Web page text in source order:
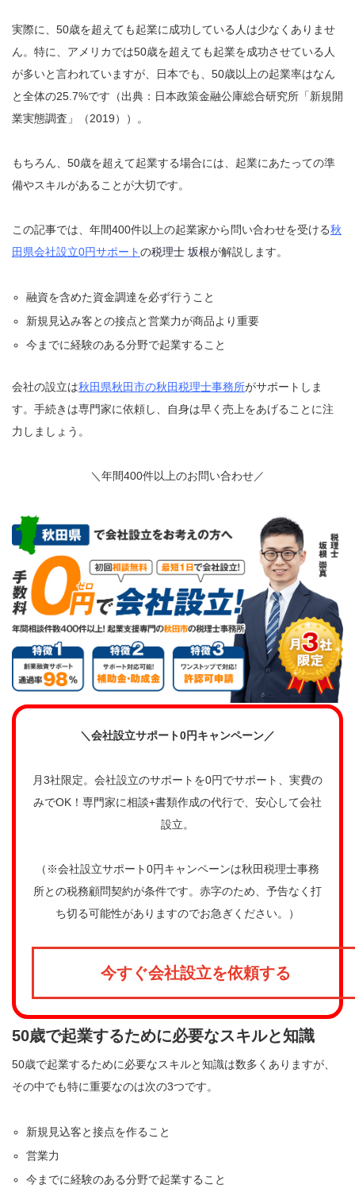
実際に、50歳を超えても起業に成功している人は少なくありませ
ん。特に、アメリカでは50歳を超えても起業を成功させている人
が多いと言われていますが、日本でも、50歳以上の起業率はなん
と全体の25.7%です（出典：日本政策金融公庫総合研究所「新規開
業実態調査」（2019））。
もちろん、50歳を超えて起業する場合には、起業にあたっての準
備やスキルがあることが大切です。
この記事では、年間400件以上の起業家から問い合わせを受ける秋
田県会社設立0円サポートの税理士 坂根が解説します。
融資を含めた資金調達を必ず行うこと
新規見込み客との接点と営業力が商品より重要
今までに経験のある分野で起業すること
会社の設立は秋田県秋田市の秋田税理士事務所がサポートしま
す。手続きは専門家に依頼し、自身は早く売上をあげることに注
力しましょう。
＼年間400件以上のお問い合わせ／
＼会社設立サポート0円キャンペーン／
月3社限定。会社設立のサポートを0円でサポート、実費の
みでOK！専門家に相談+書類作成の代行で、安心して会社
設立。
（※会社設立サポート0円キャンペーンは秋田税理士事務
所との税務顧問契約が条件です。赤字のため、予告なく打
ち切る可能性がありますのでお急ぎください。）
今すぐ会社設立を依頼する
50歳で起業するために必要なスキルと知識
50歳で起業するために必要なスキルと知識は数多くありますが、
その中でも特に重要なのは次の3つです。
新規見込客と接点を作ること
営業力
今までに経験のある分野で起業すること